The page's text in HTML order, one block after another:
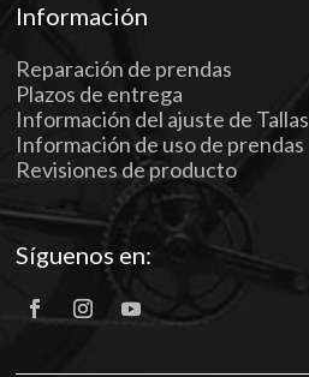
Información
Reparación de prendas
Plazos de entrega
Información del ajuste de Tallas
Información de uso de prendas
Revisiones de producto
Síguenos en: